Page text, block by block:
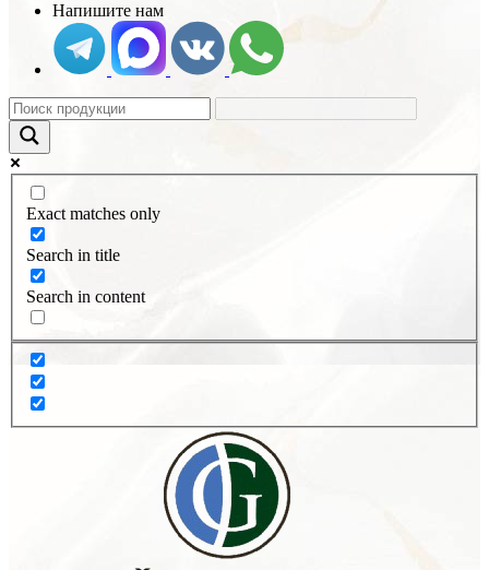
Напишите нам
Exact matches only
Search in title
Search in content